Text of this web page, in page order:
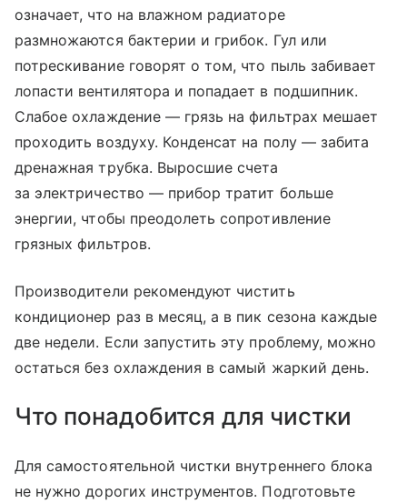
означает, что на влажном радиаторе
размножаются бактерии и грибок. Гул или
потрескивание говорят о том, что пыль забивает
лопасти вентилятора и попадает в подшипник.
Слабое охлаждение — грязь на фильтрах мешает
проходить воздуху. Конденсат на полу — забита
дренажная трубка. Выросшие счета
за электричество — прибор тратит больше
энергии, чтобы преодолеть сопротивление
грязных фильтров.
Производители рекомендуют чистить
кондиционер раз в месяц, а в пик сезона каждые
две недели. Если запустить эту проблему, можно
остаться без охлаждения в самый жаркий день.
Что понадобится для чистки
Для самостоятельной чистки внутреннего блока
не нужно дорогих инструментов. Подготовьте